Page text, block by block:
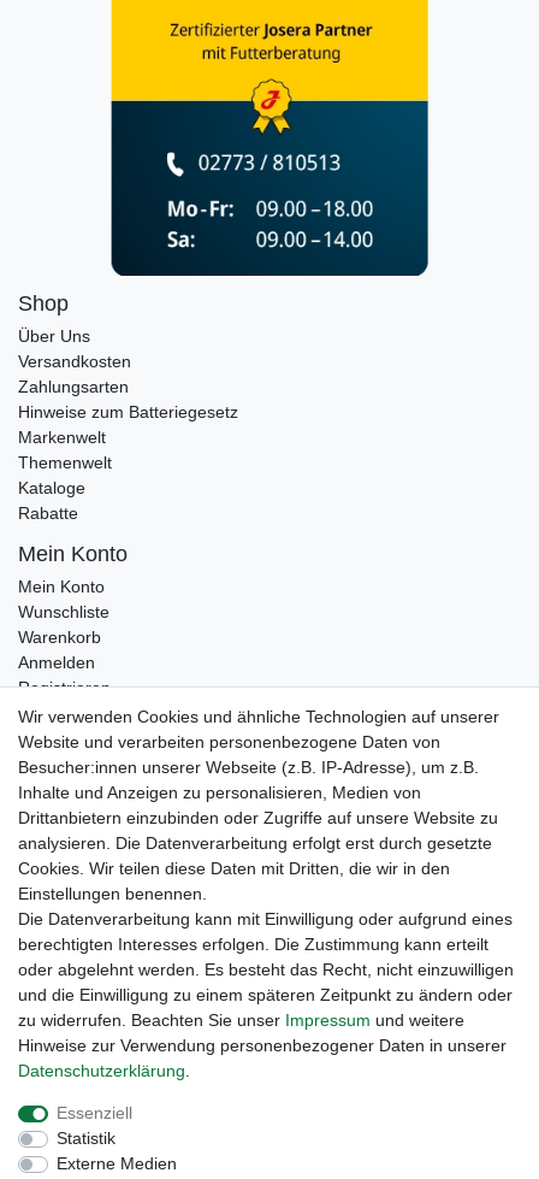
Shop
Über Uns
Versandkosten
Zahlungsarten
Hinweise zum Batteriegesetz
Markenwelt
Themenwelt
Kataloge
Rabatte
Mein Konto
Mein Konto
Wunschliste
Warenkorb
Anmelden
Registrieren
Kontakt
Newsletter Anmeldung
Newsletter Abmeldung
Widerrufs­recht
Daten­schutz­erklärung
Wir verwenden Cookies und ähnliche Technologien auf unserer
Website und verarbeiten personenbezogene Daten von
Besucher:innen unserer Webseite (z.B. IP-Adresse), um z.B.
Inhalte und Anzeigen zu personalisieren, Medien von
Drittanbietern einzubinden oder Zugriffe auf unsere Website zu
analysieren. Die Datenverarbeitung erfolgt erst durch gesetzte
Cookies. Wir teilen diese Daten mit Dritten, die wir in den
Einstellungen benennen.
Die Datenverarbeitung kann mit Einwilligung oder aufgrund eines
berechtigten Interesses erfolgen. Die Zustimmung kann erteilt
oder abgelehnt werden. Es besteht das Recht, nicht einzuwilligen
und die Einwilligung zu einem späteren Zeitpunkt zu ändern oder
zu widerrufen. Beachten Sie unser Impressum und weitere
Hinweise zur Verwendung personenbezogener Daten in unserer
Daten­schutz­erklärung
Essenziell
Statistik
Externe Medien